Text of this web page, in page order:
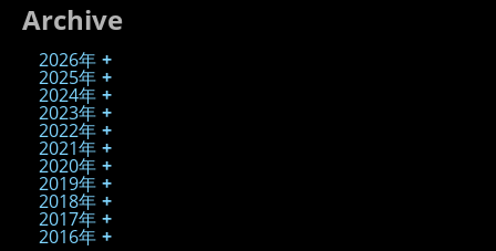
Archive
2026年
2025年
2024年
2023年
2022年
2021年
2020年
2019年
2018年
2017年
2016年